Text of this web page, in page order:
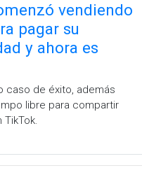
vendiendo
pagar su
y ahora es
caso de éxito, además
libre para compartir